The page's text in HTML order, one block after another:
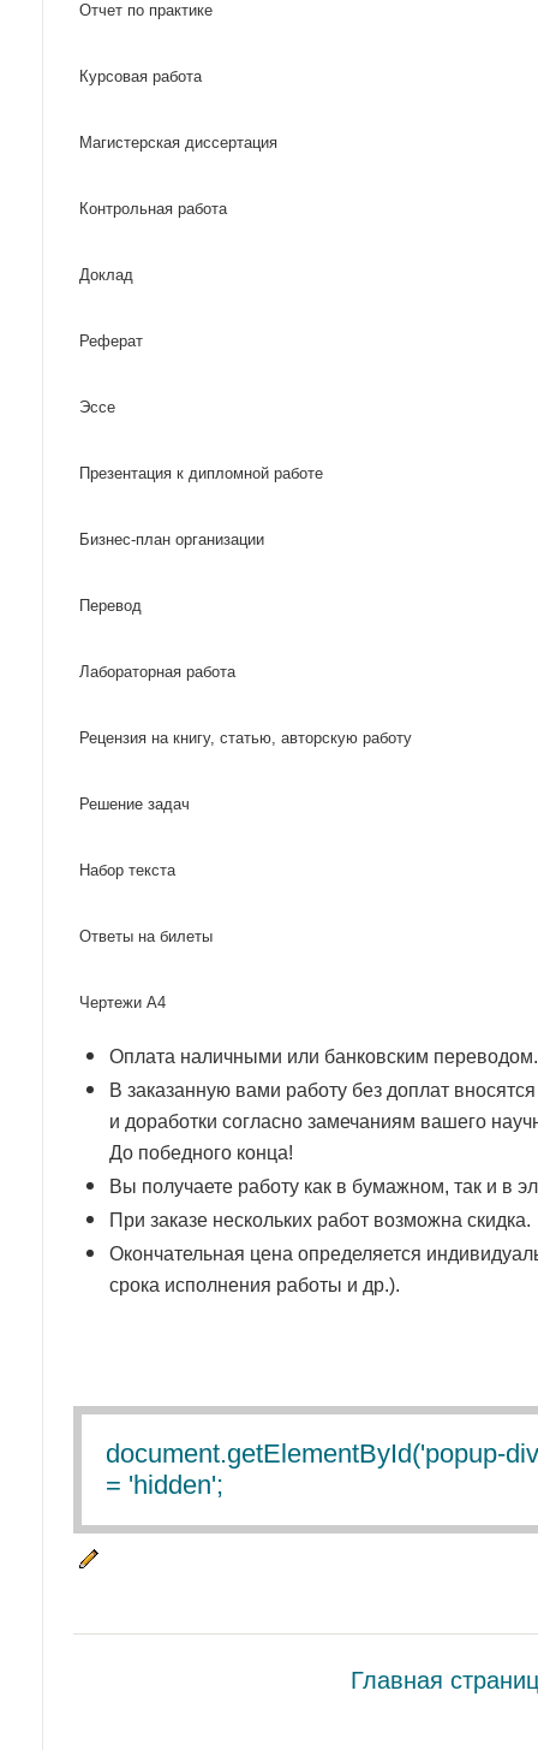
Отчет по практике
Курсовая работа
Магистерская диссертация
Контрольная работа
Доклад
Реферат
Эссе
Презентация к дипломной работе
Бизнес-план организации
Перевод
Лабораторная работа
Рецензия на книгу, статью, авторскую работу
Решение задач
Набор текста
Ответы на билеты
Чертежи А4
Оплата наличными или банковским переводом.
В заказанную вами работу без доплат
и доработки согласно замечаниям вашего
До победного конца!
Вы получаете работу как в бумажном, так и в
При заказе нескольких работ возможна скидка.
Окончательная цена определяется
срока исполнения работы и др.).
document.getElementById('popup-
= 'hidden';
Главная